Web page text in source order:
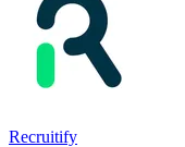
Recruitify